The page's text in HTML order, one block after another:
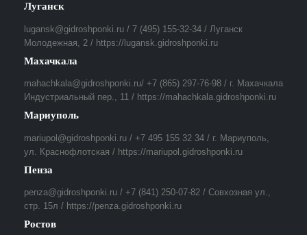
Луганск
lugansk@gidroshponki.ru / 7 (495) 155-32-34 / Луганск
Молодежная, 2 / https://lugansk.gidroshponki.ru
Махачкала
mahachkala@gidroshponki.ru/ +7 (865) 297-76-98 / г. Махачкала
Индустриальный пер., 11 / https://mahachkala.gidroshponki.ru
Мариуполь
mariupol@gidroshponki.ru / +7 495 155 32 34 / г. Мариуполь,
ул. Краснофлотская / https://mariupol.gidroshponki.ru
Пенза
penza@gidroshponki.ru / +7 (841) 250-07-82 / Совхозная ул.,
стр. 15л / https://penza.gidroshponki.ru
Ростов